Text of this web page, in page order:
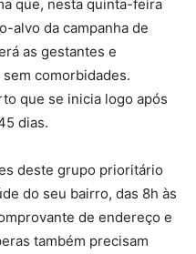
que, nesta quinta-feira
alvo da campanha de
as gestantes e
comorbidades.
que se inicia logo após
dias.
deste grupo prioritário
do seu bairro, das 8h às
de endereço e
também precisam